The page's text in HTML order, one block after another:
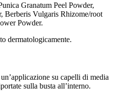
Granatum Peel Powder,
Berberis Vulgaris Rhizome/root
Powder.
dermatologicamente.
su capelli di media
sulla busta all’interno.